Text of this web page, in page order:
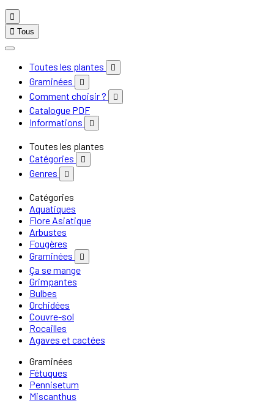

 Tous
Toutes les plantes 
Graminées 
Comment choisir ? 
Catalogue PDF
Informations

Toutes les plantes
Catégories

Genres 
Catégories
Aquatiques
Flore Asiatique
Arbustes
Fougères
Graminées

Ça se mange
Grimpantes
Bulbes
Orchidées
Couvre-sol
Rocailles
Agaves et cactées
Graminées
Fétuques
Pennisetum
Miscanthus